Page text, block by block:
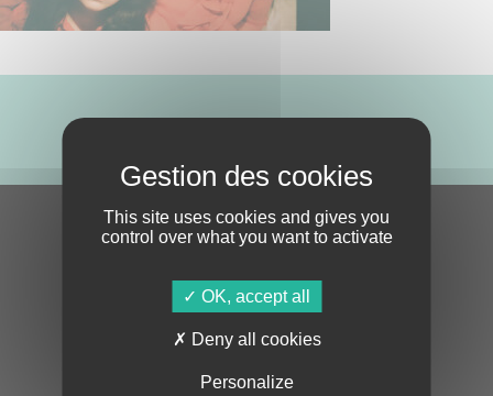
S'ABONNER À LA NEWSLETTER
This site uses cookies and gives you
control over what you want to activate
OK, accept all
Deny all cookies
Personalize